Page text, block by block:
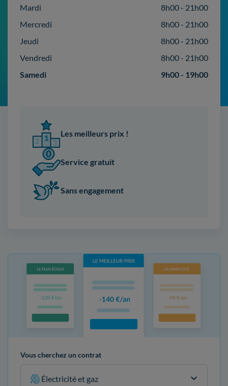
Mardi
8h00 - 21h00
Mercredi
8h00 - 21h00
Jeudi
8h00 - 21h00
Vendredi
8h00 - 21h00
Samedi
9h00 - 19h00
Les meilleurs prix !
Service gratuit
Sans engagement
Vous cherchez un contrat
Électricité et gaz